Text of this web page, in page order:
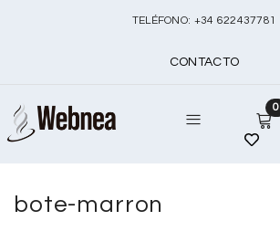
TELÉFONO: +34 622437781
CONTACTO
0
bote-marron